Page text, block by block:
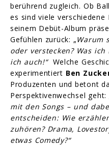
berührend zugleich. Ob
es sind viele verschiedene
seinem Debüt-Album
Gefühlen zurück: „Warum
oder verstecken? Was
ich auch!“ Welche
experimentiert Ben
Produzenten und betont
Perspektivenwechsel geht:
mit den Songs – und
entscheiden: Wie
zuhören? Drama,
etwas Comedy?“